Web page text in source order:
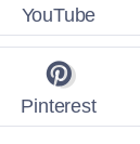
YouTube
Pinterest